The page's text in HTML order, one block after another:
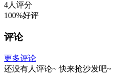
4人评分
100%好评
评论
更多评论
还没有人评论~ 快来抢沙发吧~